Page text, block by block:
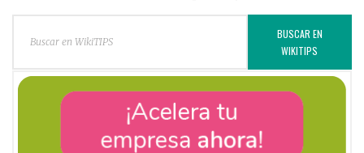
BUSCAR EN
WIKITIPS